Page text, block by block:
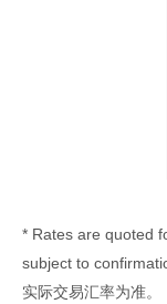
* Rates are quoted
subject to
实际交易汇率为准。